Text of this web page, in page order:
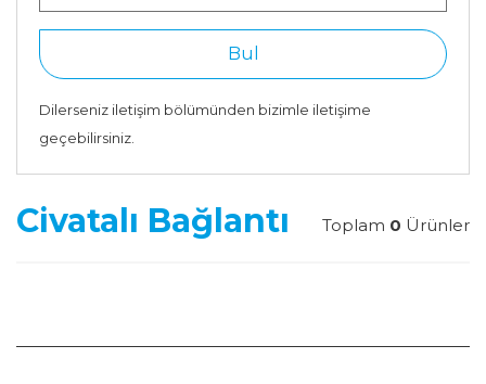
Bul
Dilerseniz iletişim bölümünden bizimle iletişime
geçebilirsiniz.
Civatalı Bağlantı Toplam 0 Ürünler